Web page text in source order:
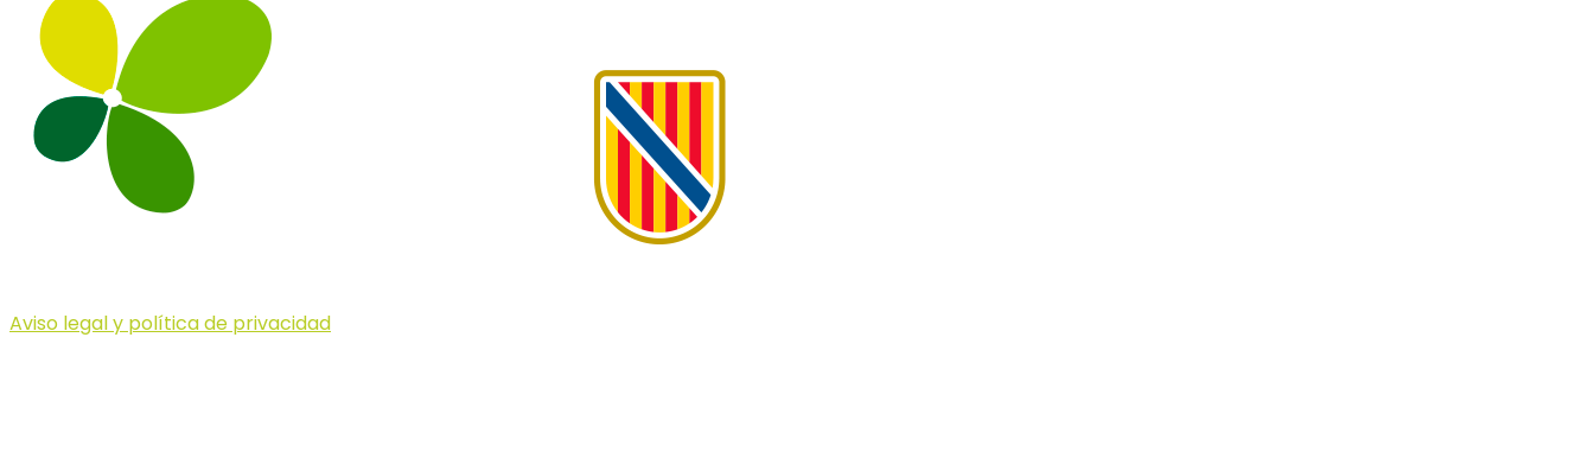
Aviso legal y política de privacidad